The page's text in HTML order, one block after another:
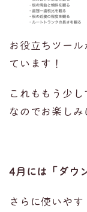
お役立ちツー
ています！
これももう少
なのでお楽し
4月には「ダウ
さらに使いや